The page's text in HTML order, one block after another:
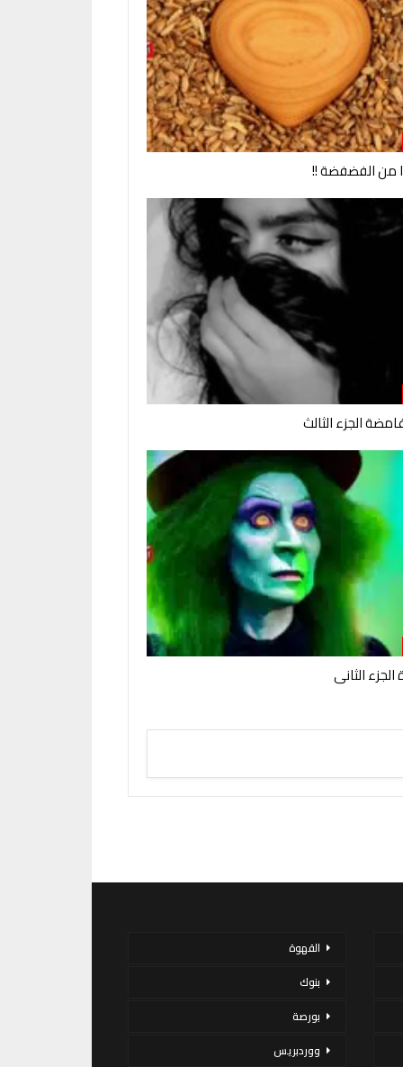
من الفضفضة !!
الجزء الثالث
الثانى
القهوة
بنوك
بورصة
ووردبريس